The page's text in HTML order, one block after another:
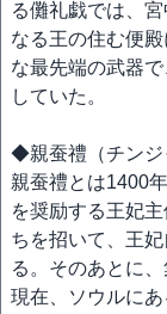
る儺礼戯では、
なる王の住む便
な最先端の武器
していた。
◆親蚕禮（チンジ
親蚕禮とは1400
を奨励する王妃
ちを招いて、王
る。そのあとに
現在、ソウルに